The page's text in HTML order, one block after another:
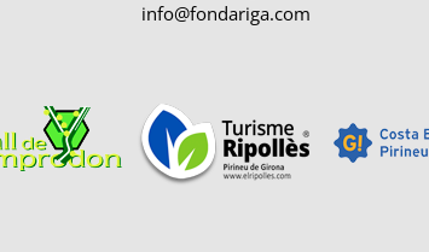
info@fondariga.com